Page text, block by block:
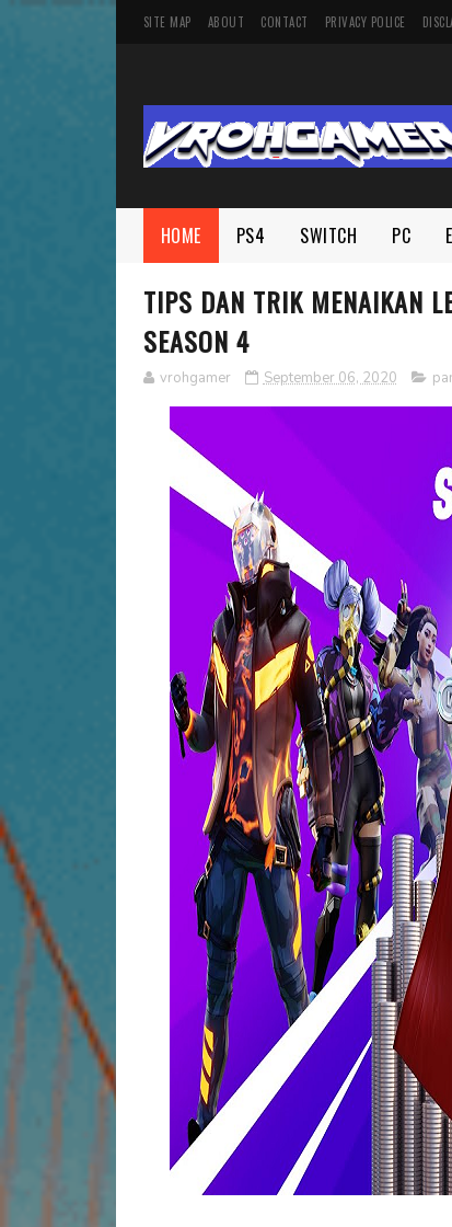
SITE MAP ABOUT CONTACT PRIVACY POLICE
HOME PS4 SWITCH PC
TIPS DAN TRIK MENAIKAN
SEASON 4
vrohgamer September 06, 2020